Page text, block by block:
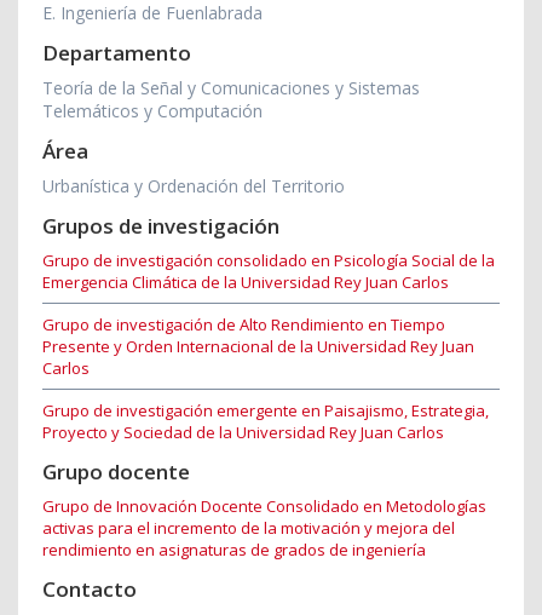
E. Ingeniería de Fuenlabrada
Departamento
Teoría de la Señal y Comunicaciones y Sistemas
Telemáticos y Computación
Área
Urbanística y Ordenación del Territorio
Grupos de investigación
Grupo de investigación consolidado en Psicología Social de la
Emergencia Climática de la Universidad Rey Juan Carlos
Grupo de investigación de Alto Rendimiento en Tiempo
Presente y Orden Internacional de la Universidad Rey Juan
Carlos
Grupo de investigación emergente en Paisajismo, Estrategia,
Proyecto y Sociedad de la Universidad Rey Juan Carlos
Grupo docente
Grupo de Innovación Docente Consolidado en Metodologías
activas para el incremento de la motivación y mejora del
rendimiento en asignaturas de grados de ingeniería
Contacto